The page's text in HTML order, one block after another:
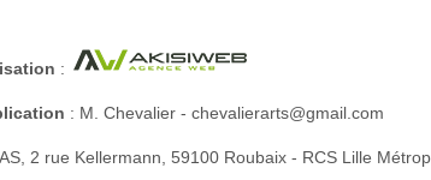
:
: M. Chevalier - chevalierarts@gmail.com
2 rue Kellermann, 59100 Roubaix - RCS Lille